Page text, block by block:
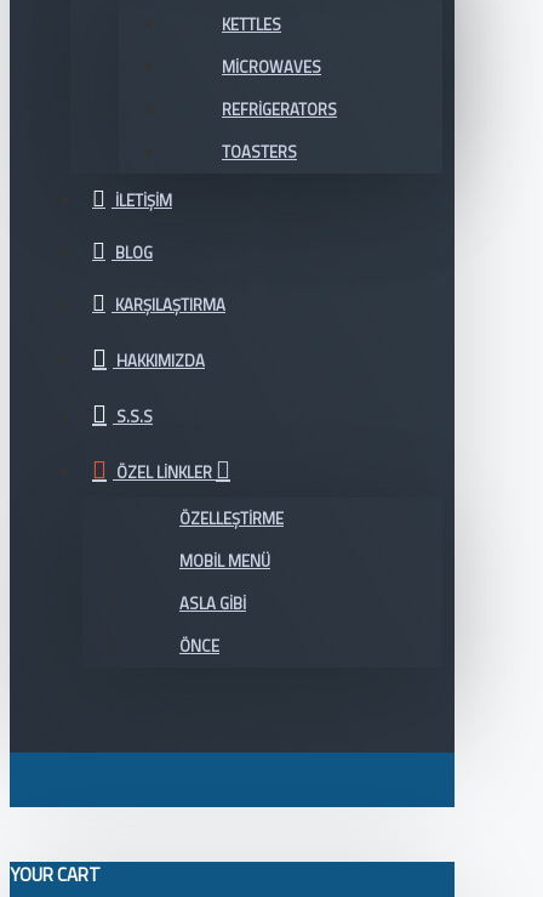
KETTLES
MICROWAVES
REFRIGERATORS
TOASTERS
İLETIŞIM
BLOG
KARŞILAŞTIRMA
HAKKIMIZDA
S.S.S
ÖZEL LINKLER
ÖZELLEŞTIRME
MOBIL MENÜ
ASLA GIBI
ÖNCE
YOUR CART